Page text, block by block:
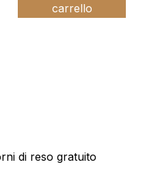
carrello
di reso gratuito